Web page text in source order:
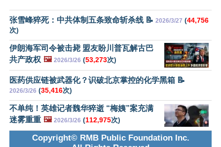
张雪峰猝死：中共体制五条致命斩杀线 📝 2026/3/27 (44,756
次)
伊朗海军司令被击毙 盟友盼川普瓦解古巴
共产政权 🖼️ 2026/3/26 (53,273次)
医药供应链被武器化？识破北京掌控的化学黑箱 📝
2026/3/26 (35,416次)
不单纯！英雄记者魏华猝逝 “梅姨”案充满
迷雾重重 🖼️ 2026/3/26 (112,975次)
Copyright© RMB Public Foundation Inc.